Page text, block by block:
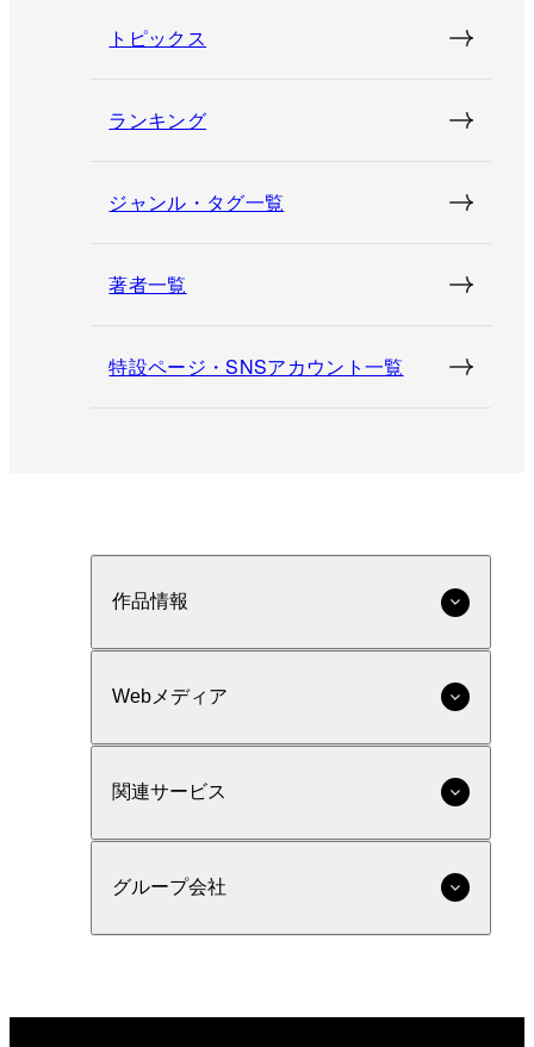
トピックス
ランキング
ジャンル・タグ一覧
著者一覧
特設ページ・SNSアカウント一覧
作品情報
Webメディア
関連サービス
グループ会社